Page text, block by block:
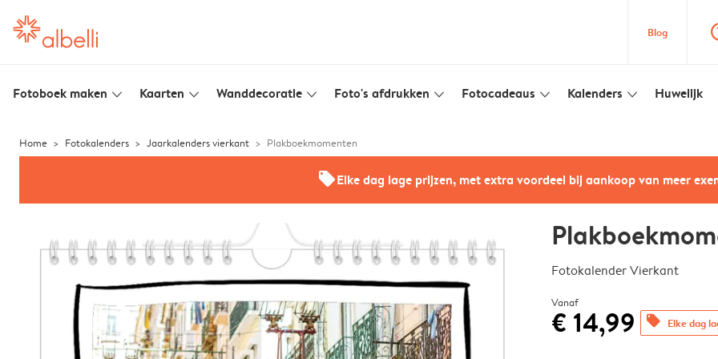
Blog
Fotoboek maken slim_arrow_down Kaarten slim_arrow_down Wanddecoratie slim_arrow_down Foto's afdrukken slim_arrow_down Fotocadeaus slim_arrow_down Kalenders slim_arrow_down Huwelijk
Home Fotokalenders Jaarkalenders vierkant Plakboekmomenten
offersElke dag lage prijzen, met extra voordeel bij aankoop van meer
Fotokalender Vierkant
Vanaf
€ 14,99 offers Elke dag